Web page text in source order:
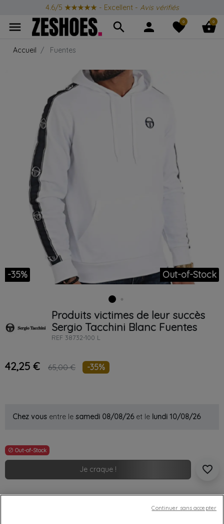
4.6/5 ★★★★★ - Excellent - Avis vérifiés
menu search person favorite
0 shopping_basket
0
Accueil Fuentes
-35% Out-of-Stock
Produits victimes de leur succès
Sergio Tacchini Blanc Fuentes
REF 38732-100 L
42,25 € 65,00 € -35%
Chez vous entre le samedi 08/08/26et le lundi 10/08/26
 Out-of-Stock
Je craque ! favorite_border
Livraison gratuite *
Continuer sans accepter